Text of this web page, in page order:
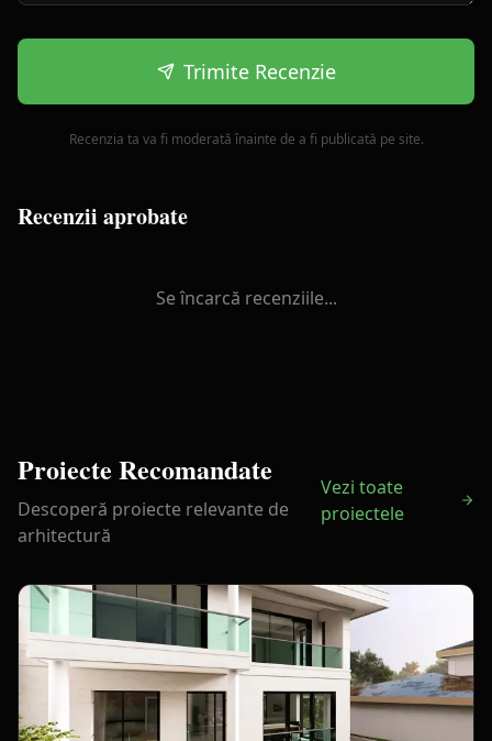
Trimite Recenzie
Recenzia ta va fi moderată înainte de a fi publicată pe site.
Recenzii aprobate
Se încarcă recenziile...
Proiecte Recomandate
Descoperă proiecte relevante de
arhitectură
Vezi toate
proiectele